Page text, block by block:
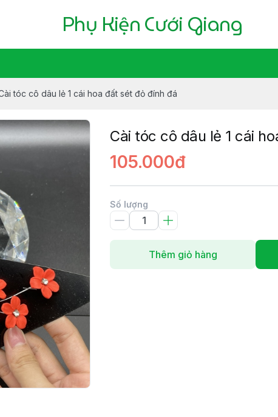
Phụ Kiện Cưới Giang
tóc cô dâu lẻ 1 cái hoa đất sét đỏ đính đá
Cài tóc cô dâu lẻ 1 cái
105.000đ
Số lượng
Thêm giỏ hàng